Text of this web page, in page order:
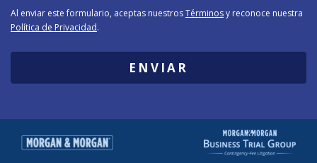
Al enviar este formulario, aceptas nuestrosTérminosy reconoce nuestra
Política de Privacidad.